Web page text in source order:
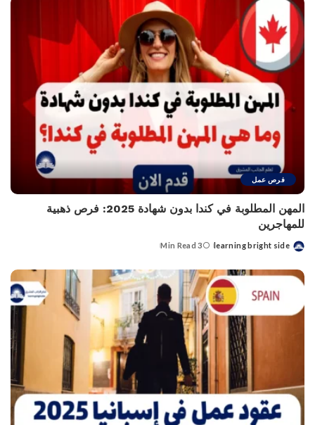
فرص عمل
المهن المطلوبة في كندا بدون شهادة 2025: فرص ذهبية
للمهاجرين
Posted
learning bright side
3 Min Read